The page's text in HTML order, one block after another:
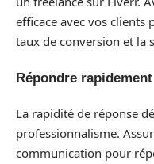
efficace avec vos
taux de conversion et la
Répondre rapidement
La rapidité de réponse
professionnalisme.
communication pour